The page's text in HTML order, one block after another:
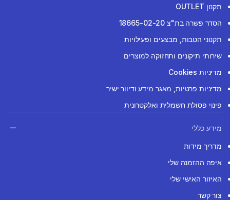
תקנון OUTLET
הסדר פשרה בת"צ 18665-02-20
תקנוני הטבות, מבצעים ופעילויות
שירותי תיקונים ותחזוקה למוצרים
מדיניות Cookies
מדיניות פרטיות, מאגר מידע ודיוור ישיר
פינוי פסולת חשמלית ואלקטרונית
מידע כללי
מדריך מידות
איפה ההזמנה שלי
האיזור האישי שלי
צור קשר